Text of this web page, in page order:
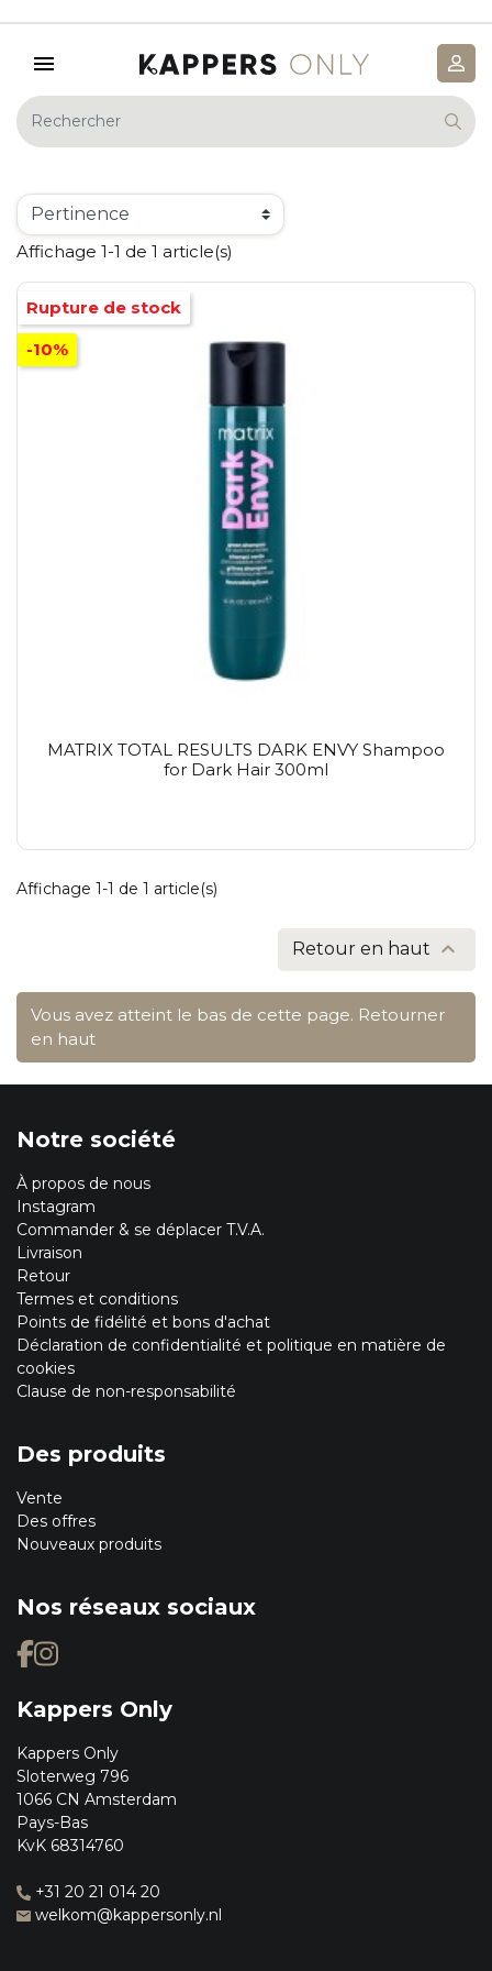
Affichage 1-1 de 1 article(s)
MATRIX TOTAL RESULTS DARK ENVY Shampoo
for Dark Hair 300ml
Rupture de stock
-10%
Affichage 1-1 de 1 article(s)
Retour en haut 
Vous avez atteint le bas de cette page. Retourner
en haut
Notre société
À propos de nous
Instagram
Commander & se déplacer T.V.A.
Livraison
Retour
Termes et conditions
Points de fidélité et bons d'achat
Déclaration de confidentialité et politique en matière de
cookies
Clause de non-responsabilité
Des produits
Vente
Des offres
Nouveaux produits
Nos réseaux sociaux
Kappers Only
Kappers Only
Sloterweg 796
1066 CN Amsterdam
Pays-Bas
KvK 68314760
+31 20 21 014 20
welkom@kappersonly.nl